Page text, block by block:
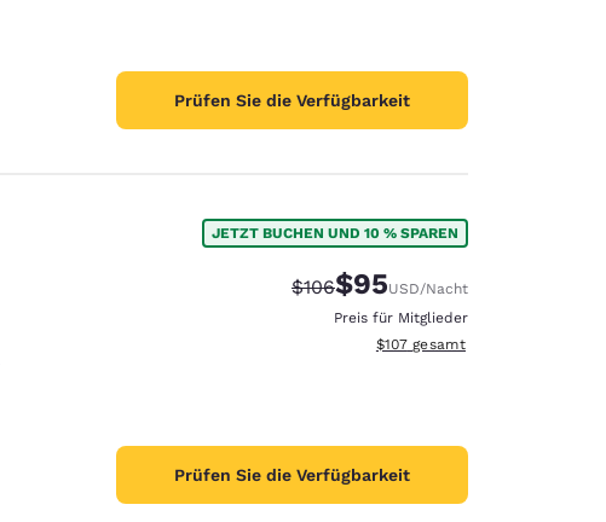
Prüfen Sie die Verfügbarkeit
JETZT BUCHEN UND 10 % SPAREN
Durchgestrichener Preis:
$106Vergünstigter Preis:
$95USD/Nacht
Preis für Mitglieder
Geschätzte Gesamtdetails
$107 gesamt
Prüfen Sie die Verfügbarkeit